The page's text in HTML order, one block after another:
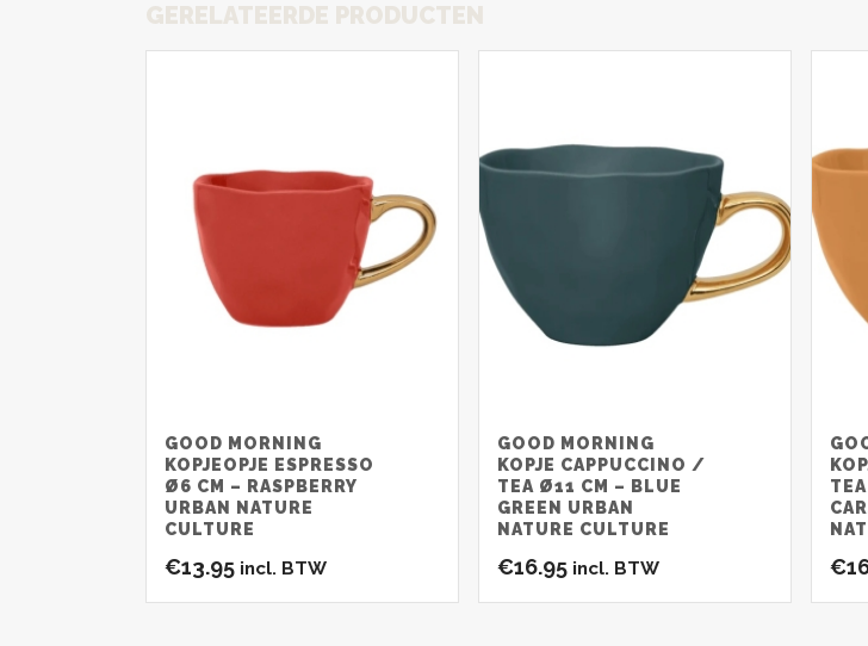
GERELATEERDE PRODUCTEN
GOOD MORNING
KOPJEOPJE ESPRESSO
Ø6 CM – RASPBERRY
URBAN NATURE
CULTURE
€13.95 incl. BTW
GOOD MORNING
KOPJE CAPPUCCINO /
TEA Ø11 CM – BLUE
GREEN URBAN
NATURE CULTURE
€16.95 incl. BTW €